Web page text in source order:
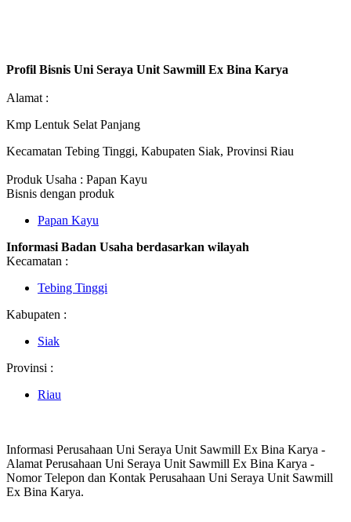
Profil Bisnis Uni Seraya Unit Sawmill Ex Bina Karya
Alamat :
Kmp Lentuk Selat Panjang
Kecamatan Tebing Tinggi, Kabupaten Siak, Provinsi Riau
Produk Usaha : Papan Kayu
Bisnis dengan produk
Papan Kayu
Informasi Badan Usaha berdasarkan wilayah
Kecamatan :
Tebing Tinggi
Kabupaten :
Siak
Provinsi :
Riau
Informasi Perusahaan Uni Seraya Unit Sawmill Ex Bina Karya -
Alamat Perusahaan Uni Seraya Unit Sawmill Ex Bina Karya -
Nomor Telepon dan Kontak Perusahaan Uni Seraya Unit Sawmill
Ex Bina Karya.